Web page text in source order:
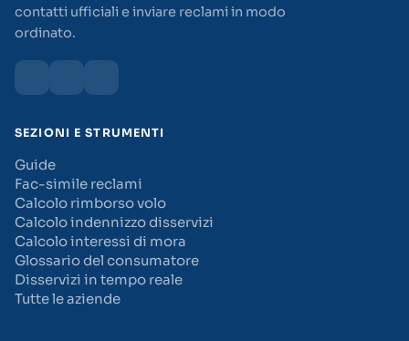
contatti ufficiali e inviare reclami in modo
ordinato.
SEZIONI E STRUMENTI
Guide
Fac-simile reclami
Calcolo rimborso volo
Calcolo indennizzo disservizi
Calcolo interessi di mora
Glossario del consumatore
Disservizi in tempo reale
Tutte le aziende